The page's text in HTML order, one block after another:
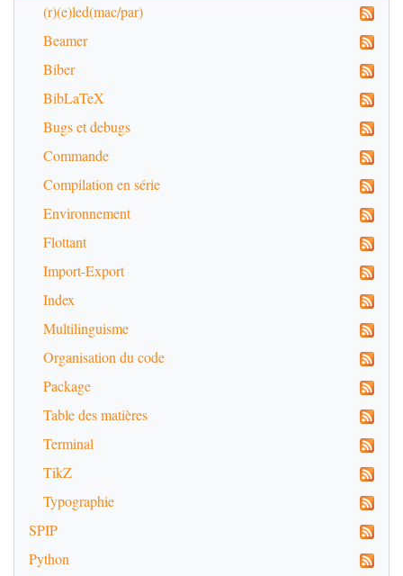
(r)(e)led(mac/par)
Beamer
Biber
BibLaTeX
Bugs et debugs
Commande
Compilation en série
Environnement
Flottant
Import-Export
Index
Multilinguisme
Organisation du code
Package
Table des matières
Terminal
TikZ
Typographie
SPIP
Python